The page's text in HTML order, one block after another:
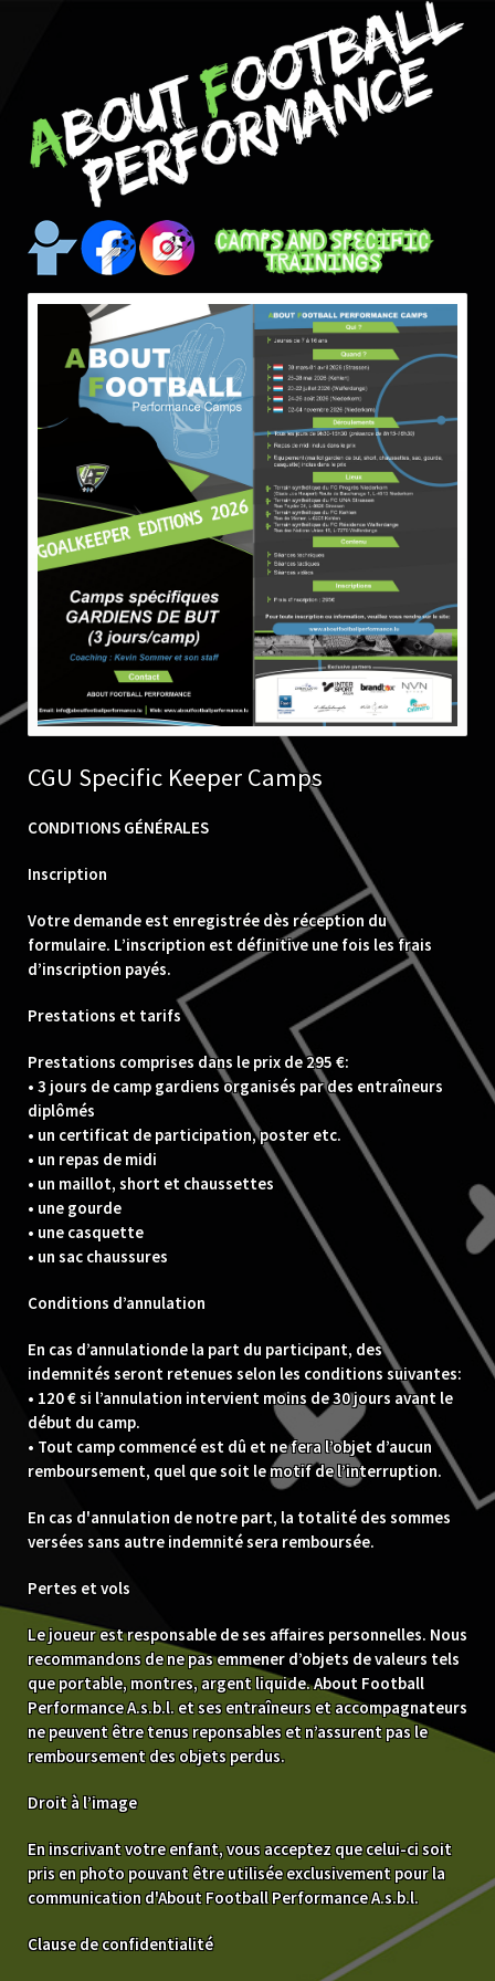
CGU Specific Keeper Camps
CONDITIONS GÉNÉRALES
Inscription
Votre demande est enregistrée dès réception du
formulaire. L’inscription est définitive une fois les frais
d’inscription payés.
Prestations et tarifs
Prestations comprises dans le prix de 295 €:
• 3 jours de camp gardiens organisés par des entraîneurs
diplômés
• un certificat de participation, poster etc.
• un repas de midi
• un maillot, short et chaussettes
• une gourde
• une casquette
• un sac chaussures
Conditions d’annulation
En cas d’annulationde la part du participant, des
indemnités seront retenues selon les conditions suivantes:
• 120 € si l’annulation intervient moins de 30 jours avant le
début du camp.
• Tout camp commencé est dû et ne fera l’objet d’aucun
remboursement, quel que soit le motif de l’interruption.
En cas d'annulation de notre part, la totalité des sommes
versées sans autre indemnité sera remboursée.
Pertes et vols
Le joueur est responsable de ses affaires personnelles. Nous
recommandons de ne pas emmener d’objets de valeurs tels
que portable, montres, argent liquide. About Football
Performance A.s.b.l. et ses entraîneurs et accompagnateurs
ne peuvent être tenus reponsables et n’assurent pas le
remboursement des objets perdus.
Droit à l’image
En inscrivant votre enfant, vous acceptez que celui-ci soit
pris en photo pouvant être utilisée exclusivement pour la
communication d'About Football Performance A.s.b.l.
Clause de confidentialité